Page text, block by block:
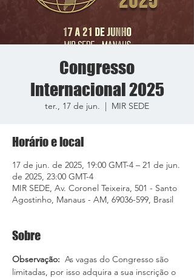
Congresso
Internacional 2025
ter., 17 de jun.
  |
MIR SEDE
Horário e local
17 de jun. de 2025, 19:00 GMT-4 – 21 de jun.
de 2025, 23:00 GMT-4
MIR SEDE, Av. Coronel Teixeira, 501 - Santo
Agostinho, Manaus - AM, 69036-599, Brasil
Sobre
Observação: As vagas do Congresso são
limitadas, por isso adquira a sua inscrição o